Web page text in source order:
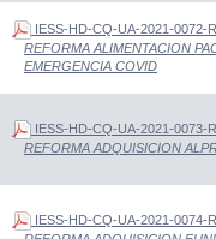
IESS-HD-CQ-UA-2021-0072-R
REFORMA ALIMENTACION
EMERGENCIA COVID
IESS-HD-CQ-UA-2021-0073-R
REFORMA ADQUISICION
IESS-HD-CQ-UA-2021-0074-R